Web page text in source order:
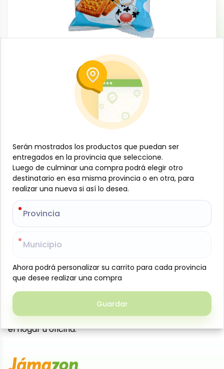
Dulces y confituras
Galletas de leche, 25 g, Sabrosisimo
B-JAM-001-1806
-
Añadir al carrito
Galletas de leche de la marca Sabrosisimo, en
presentación de 25 g, deliciosamente suaves y con
pequeños. Perfectas para acompañar bebidas
como un snack rápido y práctico en cualquier
momento del día. Su tamaño individual las hace
fáciles de llevar y compartir, ofreciendo un toque de
dulzura y energía de manera conveniente. Ideales
para meriendas, loncheras o para tener a mano en
el hogar u oficina.
Serán mostrados los productos que puedan ser
entregados en la provincia que seleccione.
Luego de culminar una compra podrá elegir otro
destinatario en esa misma provincia o en otra, para
realizar una nueva si así lo desea.
Provincia
Municipio
Ahora podrá personalizar su carrito para cada provincia
que desee realizar una compra
Guardar
Serán mostrados los productos que puedan ser
entregados en la provincia que seleccione.
Luego de culminar una compra podrá elegir otro
destinatario en esa misma provincia o en otra, para
realizar una nueva si así lo desea.
Provincia
Municipio
Ahora podrá personalizar su carrito para cada provincia
que desee realizar una compra
Guardar